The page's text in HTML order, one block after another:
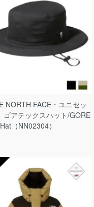
NORTH FACE・ユニセッ
ゴアテックスハット/GORE
（NN02304）